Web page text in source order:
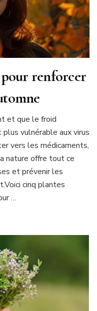
pour renforcer
et que le froid
vulnérable aux virus
vers les médicaments,
nature offre tout ce
et prévenir les
cinq plantes
…